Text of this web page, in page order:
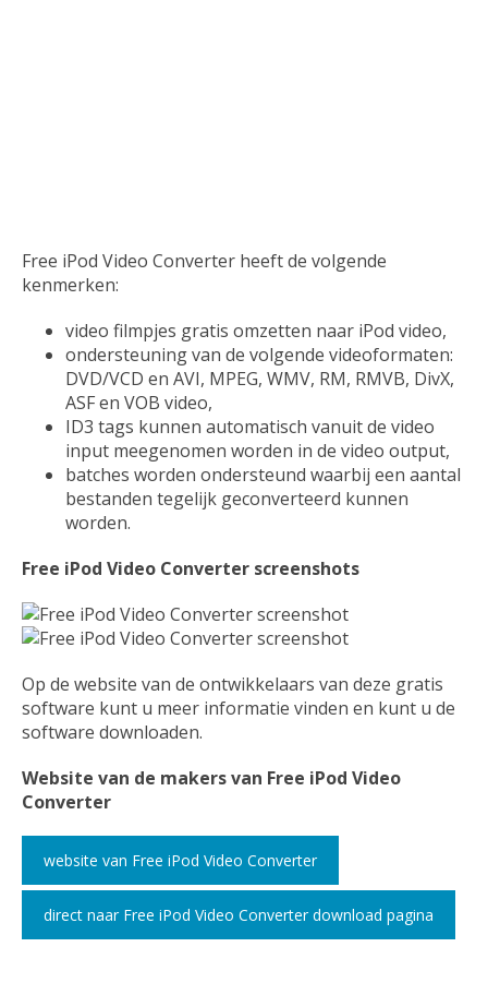
Free iPod Video Converter heeft de volgende
kenmerken:
video filmpjes gratis omzetten naar iPod video,
ondersteuning van de volgende videoformaten:
DVD/VCD en AVI, MPEG, WMV, RM, RMVB, DivX,
ASF en VOB video,
ID3 tags kunnen automatisch vanuit de video
input meegenomen worden in de video output,
batches worden ondersteund waarbij een aantal
bestanden tegelijk geconverteerd kunnen
worden.
Free iPod Video Converter screenshots
Op de website van de ontwikkelaars van deze gratis
software kunt u meer informatie vinden en kunt u de
software downloaden.
Website van de makers van Free iPod Video
Converter
website van Free iPod Video Converter
direct naar Free iPod Video Converter download pagina